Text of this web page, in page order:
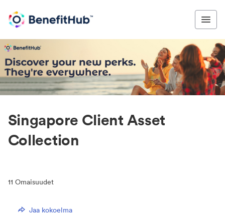
Singapore Client Asset
Collection
11 Omaisuudet
Jaa kokoelma